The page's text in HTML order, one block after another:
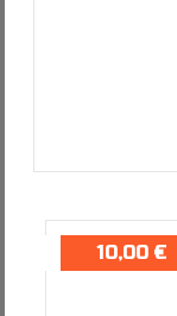
10,00 €